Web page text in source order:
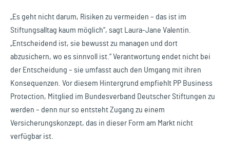
„Es geht nicht darum, Risiken zu vermeiden – das ist im
Stiftungsalltag kaum möglich“, sagt Laura-Jane Valentin.
„Entscheidend ist, sie bewusst zu managen und dort
abzusichern, wo es sinnvoll ist.“ Verantwortung endet nicht bei
der Entscheidung – sie umfasst auch den Umgang mit ihren
Konsequenzen. Vor diesem Hintergrund empfiehlt PP Business
Protection, Mitglied im Bundesverband Deutscher Stiftungen zu
werden – denn nur so entsteht Zugang zu einem
Versicherungskonzept, das in dieser Form am Markt nicht
verfügbar ist.